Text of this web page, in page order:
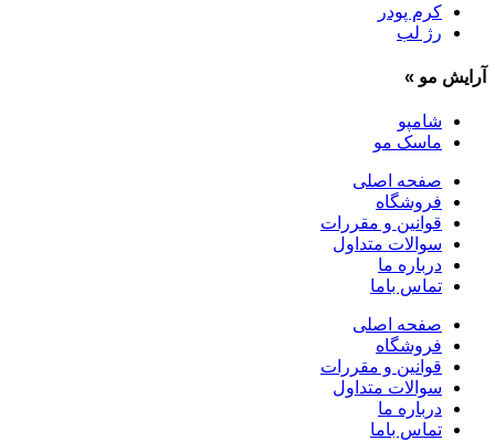
کرم پودر
رژ لب
آرایش مو »
شامپو
ماسک مو
صفحه اصلی
فروشگاه
قوانین و مقررات
سوالات متداول
درباره ما
تماس باما
صفحه اصلی
فروشگاه
قوانین و مقررات
سوالات متداول
درباره ما
تماس باما